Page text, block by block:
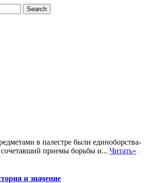
в палестре были единоборства-
приемы борьбы и... Читать»
и значение